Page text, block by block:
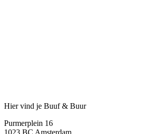
Hier vind je Buuf & Buur
Purmerplein 16
1023 BC Amsterdam